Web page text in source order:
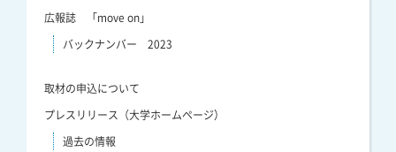
広報誌 「move on」
バックナンバー 2023
取材の申込について
プレスリリース（大学ホームページ）
過去の情報